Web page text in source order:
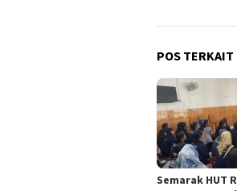
POS TERKAIT
Semarak HUT